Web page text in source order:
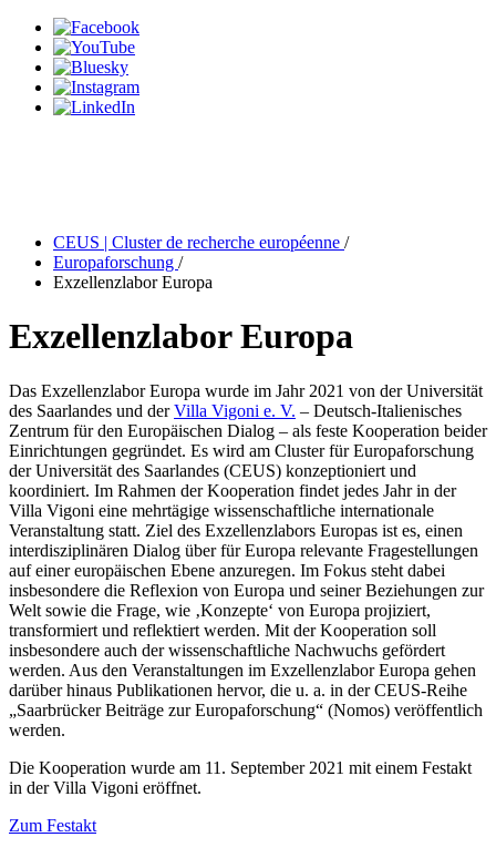
CEUS | Cluster de recherche européenne /
Europaforschung /
Exzellenzlabor Europa
Exzellenzlabor Europa
Das Exzellenzlabor Europa wurde im Jahr 2021 von der Universität
des Saarlandes und derVilla Vigoni e. V. – Deutsch-Italienisches
Zentrum für den Europäischen Dialog – als feste Kooperation beider
Einrichtungen gegründet. Es wird am Cluster für Europaforschung
der Universität des Saarlandes (CEUS) konzeptioniert und
koordiniert. Im Rahmen der Kooperation findet jedes Jahr in der
Villa Vigoni eine mehrtägige wissenschaftliche internationale
Veranstaltung statt. Ziel des Exzellenzlabors Europas ist es, einen
interdisziplinären Dialog über für Europa relevante Fragestellungen
auf einer europäischen Ebene anzuregen. Im Fokus steht dabei
insbesondere die Reflexion von Europa und seiner Beziehungen zur
Welt sowie die Frage, wie ‚Konzepte‘ von Europa projiziert,
transformiert und reflektiert werden. Mit der Kooperation soll
insbesondere auch der wissenschaftliche Nachwuchs gefördert
werden. Aus den Veranstaltungen im Exzellenzlabor Europa gehen
darüber hinaus Publikationen hervor, die u. a. in der CEUS-Reihe
„Saarbrücker Beiträge zur Europaforschung“ (Nomos) veröffentlich
werden.
Die Kooperation wurde am 11. September 2021 mit einem Festakt
in der Villa Vigoni eröffnet.
Zum Festakt